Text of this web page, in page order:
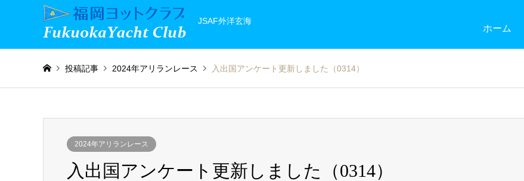
JSAF外洋玄海
ホーム
投稿記事 2024年アリランレース 入出国アンケート更新しました（0314）
2024年アリランレース
入出国アンケート更新しました（0314）